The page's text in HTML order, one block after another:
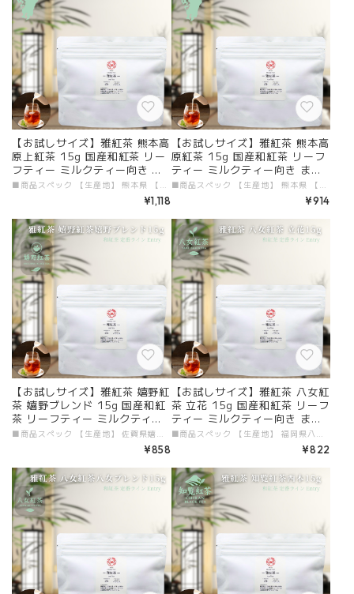
【お試しサイズ】雅紅茶 熊本高
原上紅茶 15g 国産和紅茶 リー
フティー ミルクティー向き ま
ずは一杯。雅紅茶の入口に | お
茶 日本茶 紅茶 和紅茶 茶の支度
送料無料 丁寧なくらし 【定
番】【Entry】
■商品スペック 【生産地】 熊本県 【原材料】 国産和紅茶 【添加物】 すべて不使用 【茶葉タイプ】 リーフティー 【内容量】 15g 【加工者・販売者】 有限会社ガーラジャパン # 商品説明文 「お試しサイズ 雅紅茶 熊本高原上紅茶 15g」が新登場！熊本高原で育まれたこの和紅茶は、標高500mの自然豊かな環境で作られています。芳醇な香りと飲みやすい味わいが特徴で、初めての方でも安心して楽しんでいただけます。さらに、美味しい紅茶の淹れ方冊子も付いておりますので、紅茶の新たな魅力を発見できます。 ■ 毎日のリフレッシュに最適！ 15gのパックは、熊本高原上紅茶を手軽に味わうのにぴったりです。自然の旨みが凝縮された一杯は、心に安らぎを与え、日々の疲れを癒してくれます。特にミルクティーとして楽しむのもおすすめで、自由にアレンジを楽しむことができるのも大きな魅力です！ ■ 熊本の特性豊かな味わい 熊本高原上紅茶は、優れた気候と肥沃な土壌で育まれた特別な茶葉です。その豊かな甘みと香りが、素敵なひとときを提供します。国産和紅茶の魅力を、この機会にぜひ体験してみてください。 ■ 送料無料で手軽にお届け 便利なメール便を利用し、送料無料でお届けいたします。忙しい日常の中でも、高品質な和紅茶を手軽に楽しむことができるのは、日常の素敵な彩りとなるポイントです。この機会に、熊本の特製和紅茶をぜひお試しください！ 特別なティータイムを「お試しサイズ 雅紅茶 熊本高原上紅茶 15g」で体験し、贅沢なひとときをお楽しみください！
¥1,118
【お試しサイズ】雅紅茶 熊本高
原紅茶 15g 国産和紅茶 リーフ
ティー ミルクティー向き まず
は一杯。雅紅茶の入口に | お茶
日本茶 紅茶 和紅茶 茶の支度 送
料無料 丁寧なくらし 【定番】
【Entry】
■商品スペック 【生産地】 熊本県 【原材料】 国産和紅茶 【添加物】 すべて不使用 【茶葉タイプ】 リーフティー 【内容量】 15g 【加工者・販売者】 有限会社ガーラジャパン # 商品説明文 「お試しサイズ 雅紅茶 熊本高原紅茶 15g」が新登場！熊本県で丁寧に摘まれたこの和紅茶は、深いコクと心地よい香りが特徴です。希少価値の高い茶葉から作られたこの紅茶は、初めての方にも気軽に楽しんでいただける一杯を提案しており、もちろん美味しい紅茶の淹れ方冊子も付いていますので安心してお楽しみいただけます。 ■ 毎日のリフレッシュに最適！ 15gのパックは、熊本高原紅茶を手軽に味わうのにぴったりのサイズです。その芳醇な香りとまろやかな味わいが、日々の疲れを癒やし、心のリラックスタイムを演出します。特にミルクティーにぴったりで、あなた自身のオリジナルアレンジを楽しむことができるのも魅力のひとつです！ ■ 熊本高原の特性豊かな味わい 熊本高原紅茶は、豊かな自然環境と生産者の情熱が込められた特別な茶葉です。その深いコクは、心をやすらげる素敵なひとときを提供してくれます。国産和紅茶の真髄を、この機会にぜひ体験してください。 ■ 送料無料で手軽にお届け 便利なメール便を利用し、送料無料でお届けいたします。忙しい時を過ごす中でも、手軽に高品質な和紅茶を楽しむことができるのは、日常を彩る大きなポイントです。この機会に、熊本の特製和紅茶をぜひお試しください！ 特別なティータイムを「お試しサイズ 雅紅茶 熊本高原紅茶 15g」で体験し、贅沢なひとときをお楽しみください！
¥914
【お試しサイズ】雅紅茶 嬉野紅
茶 嬉野ブレンド 15g 国産和紅
茶 リーフティー ミルクティー
向き まずは一杯。雅紅茶の入口
に | お茶 日本茶 紅茶 和紅茶
茶の支度 送料無料 丁寧なくら
し 【定番】【Entry】
¥858
【お試しサイズ】雅紅茶 八女紅
茶 立花 15g 国産和紅茶 リーフ
ティー ミルクティー向き まず
は一杯。雅紅茶の入口に | お茶
日本茶 紅茶 和紅茶 茶の支度 送
料無料 丁寧なくらし 【定番】
【Entry】
¥822